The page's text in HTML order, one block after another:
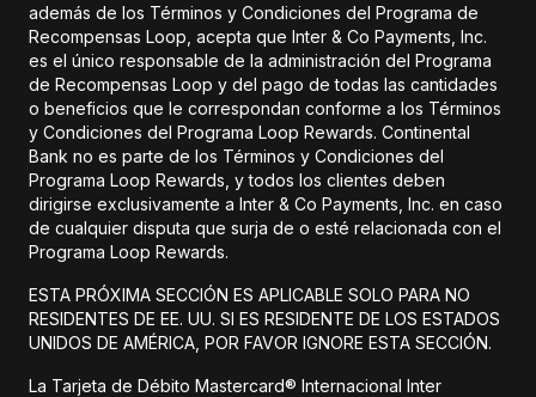
además de los Términos y Condiciones del Programa de
Recompensas Loop, acepta que Inter & Co Payments, Inc.
es el único responsable de la administración del Programa
de Recompensas Loop y del pago de todas las cantidades
o beneficios que le correspondan conforme a los Términos
y Condiciones del Programa Loop Rewards. Continental
Bank no es parte de los Términos y Condiciones del
Programa Loop Rewards, y todos los clientes deben
dirigirse exclusivamente a Inter & Co Payments, Inc. en caso
de cualquier disputa que surja de o esté relacionada con el
Programa Loop Rewards.
ESTA PRÓXIMA SECCIÓN ES APLICABLE SOLO PARA NO
RESIDENTES DE EE. UU. SI ES RESIDENTE DE LOS ESTADOS
UNIDOS DE AMÉRICA, POR FAVOR IGNORE ESTA SECCIÓN.
La Tarjeta de Débito Mastercard® Internacional Inter